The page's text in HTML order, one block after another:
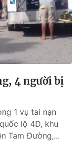
4 người bị
1 vụ tai nạn
lộ 4D, khu
Tam Đường,...